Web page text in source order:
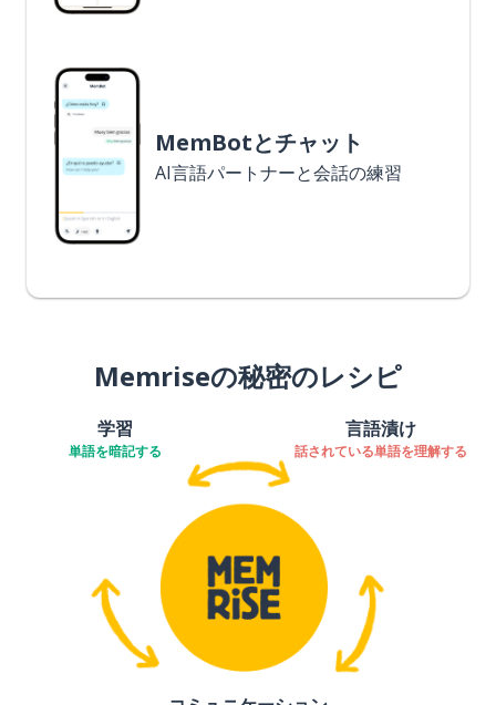
MemBotとチャット
AI言語パートナーと会話の練習
Memriseの秘密のレシピ
学習
単語を暗記する
言語漬け
話されている単語を理解する